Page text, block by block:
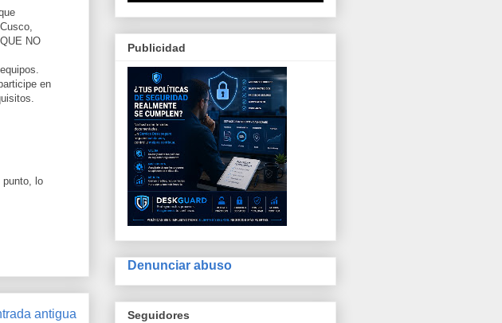
NO
en
punto, lo
antigua
Publicidad
Denunciar abuso
Seguidores